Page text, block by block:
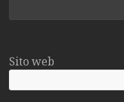
Sito web